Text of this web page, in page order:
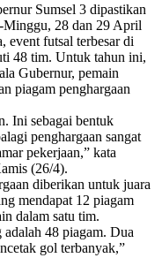
Sumsel 3 dipastikan
Minggu, 28 dan 29 April
event futsal terbesar di
48 tim. Untuk tahun ini,
Gubernur, pemain
piagam penghargaan
Ini sebagai bentuk
penghargaan sangat
pekerjaan,” kata
(26/4).
diberikan untuk juara
mendapat 12 piagam
dalam satu tim.
48 piagam. Dua
gol terbanyak,”